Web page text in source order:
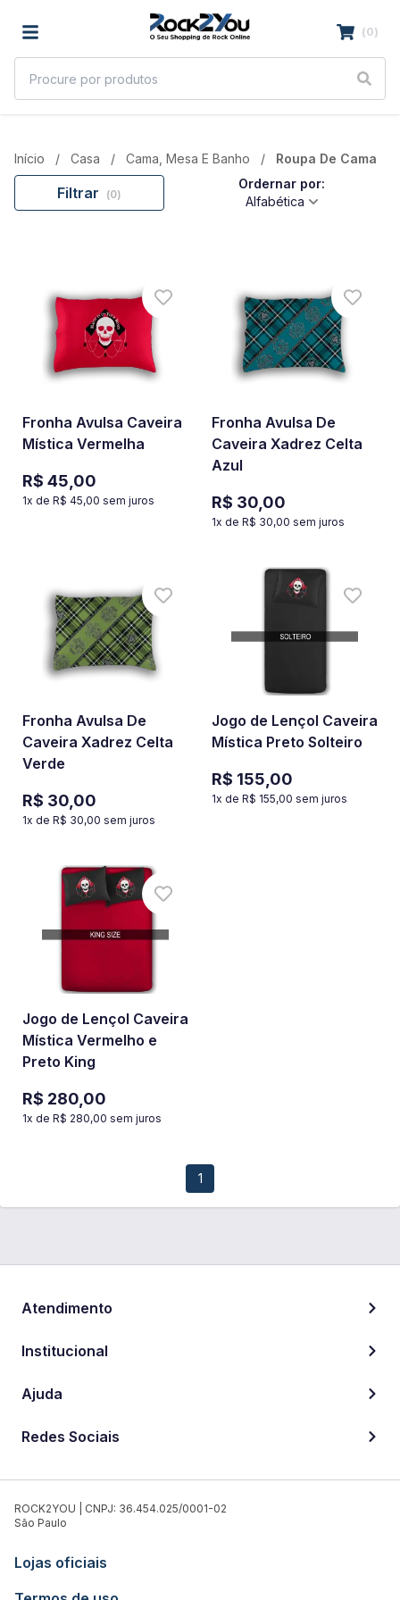
(0)
Início Casa Cama, Mesa E Banho Roupa De Cama
Filtrar (0)
Ordernar por:
Alfabética
Fronha Avulsa Caveira
Mística Vermelha
R$ 45,00
1x de R$ 45,00 sem juros
Fronha Avulsa De
Caveira Xadrez Celta
Azul
R$ 30,00
1x de R$ 30,00 sem juros
Fronha Avulsa De
Caveira Xadrez Celta
Verde
R$ 30,00
1x de R$ 30,00 sem juros
Jogo de Lençol Caveira
Mística Preto Solteiro
R$ 155,00
1x de R$ 155,00 sem juros
Jogo de Lençol Caveira
Mística Vermelho e
Preto King
R$ 280,00
1x de R$ 280,00 sem juros
1
Atendimento
Institucional
Ajuda
Redes Sociais
ROCK2YOU | CNPJ: 36.454.025/0001-02
São Paulo
Lojas oficiais